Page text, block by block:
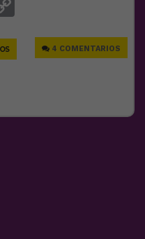
4 COMENTARIOS